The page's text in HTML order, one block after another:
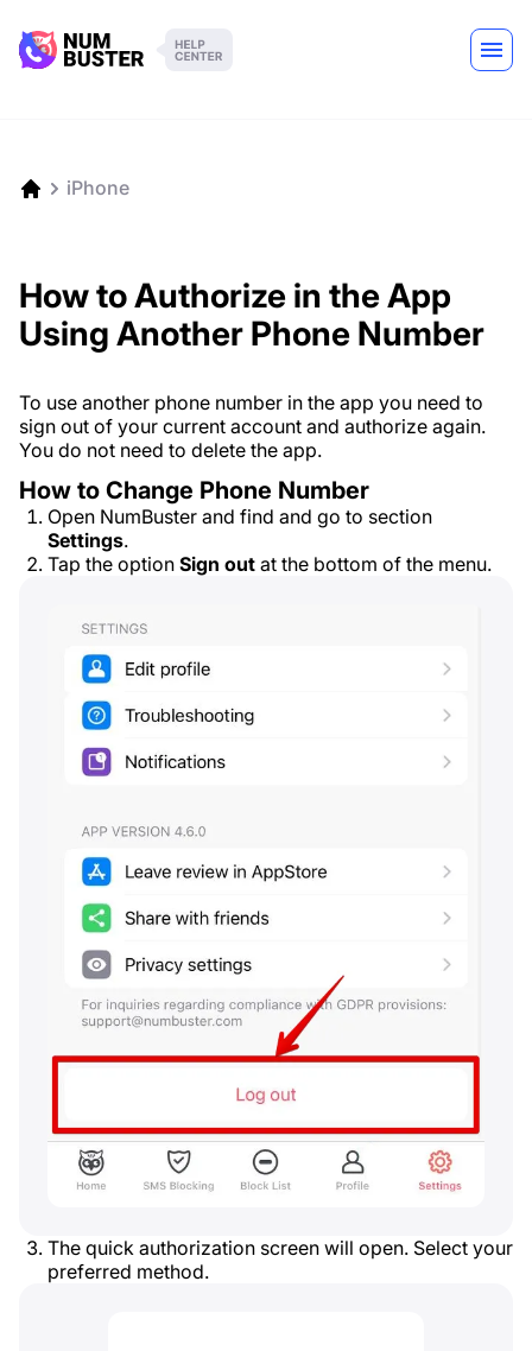
iPhone
How to Authorize in the App
Using Another Phone Number
To use another phone number in the app you need to
sign out of your current account and authorize again.
You do not need to delete the app.
How to Change Phone Number
Open NumBuster and find and go to section
Settings.
Tap the option Sign out at the bottom of the menu.
The quick authorization screen will open. Select your
preferred method.